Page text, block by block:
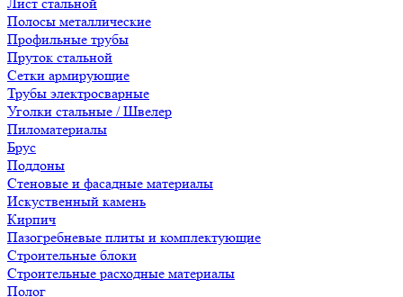
Полосы металлические
Профильные трубы
Пруток стальной
Сетки армирующие
Трубы электросварные
Уголки стальные / Швелер
Пиломатериалы
Брус
Поддоны
Стеновые и фасадные материалы
Искуственный камень
Кирпич
Пазогребневые плиты и комплектующие
Строительные блоки
Строительные расходные материалы
Полог